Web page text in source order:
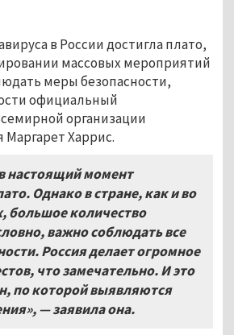
в России достигла плато,
массовых мероприятий
меры безопасности,
официальный
организации
Маргарет Харрис.
настоящий момент
. Однако в стране,как и во
,большое количество
,важно соблюдать все
.Россия делает огромное
, что замечательно.И это
,по которой выявляются
, — заявилаона.